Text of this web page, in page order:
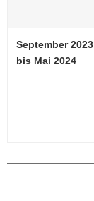
September 2023
bis Mai 2024